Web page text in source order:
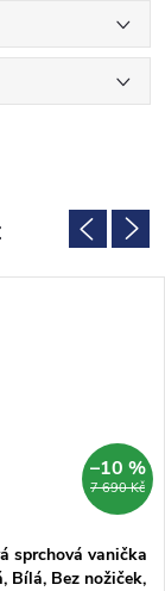
7 690 Kč
–10 %
sprchová vanička
Bílá, Bez nožiček,